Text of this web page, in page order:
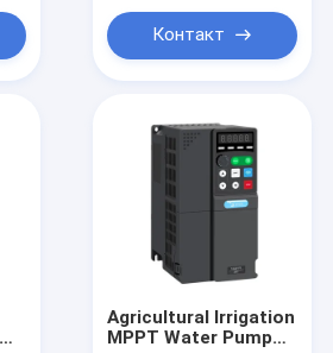
Контакт
Agricultural Irrigation
MPPT Water Pump